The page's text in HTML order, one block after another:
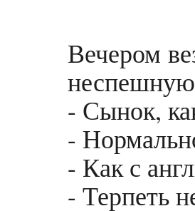
Вечером
неспешную
- Сынок,
-
- Как с
- Терпеть